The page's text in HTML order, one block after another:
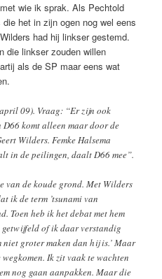
wie ik sprak. Als Pechtold
het in zijn ogen nog wel eens
had hij linkser gestemd.
die linkser zouden willen
als de SP maar eens wat
09). Vraag: “Er zijn ook
D66 komt alleen maar door de
Wilders. Femke Halsema
in de peilingen, daalt D66 mee”.
van de koude grond. Met Wilders
ik de term ’tsunami van
Toen heb ik het debat met hem
getwijfeld of ik daar verstandig
niet groter maken dan hij is.’ Maar
Ik zit vaak te wachten
nog gaan aanpakken. Maar die